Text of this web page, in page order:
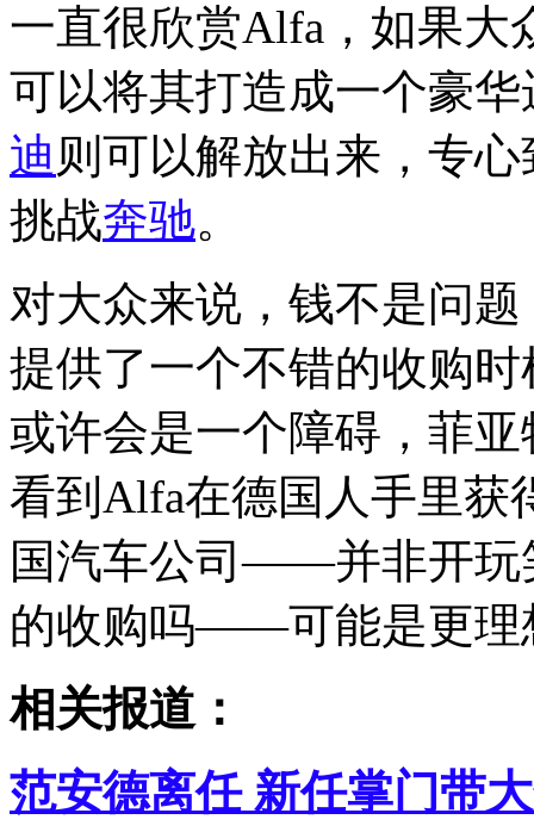
一直很欣赏Alfa，如果大
可以将其打造成一个豪
迪 则可以解放出来，专
挑战奔驰。
对大众来说，钱不是问
提供了一个不错的收购
或许会是一个障碍，菲亚
看到Alfa在德国人手里获
国汽车公司——并非开玩
的收购吗——可能是更理
相关报道：
范安德离任 新任掌门带